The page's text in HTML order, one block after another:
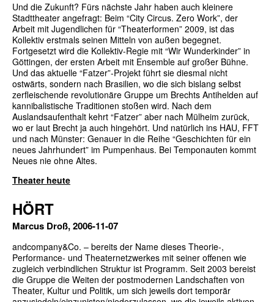
Und die Zukunft? Fürs nächste Jahr haben auch kleinere
Stadttheater angefragt: Beim “City Circus. Zero Work”, der
Arbeit mit Jugendlichen für “Theaterformen” 2009, ist das
Kollektiv erstmals seinen Mitteln von außen begegnet.
Fortgesetzt wird die Kollektiv-Regie mit “Wir Wunderkinder” in
Göttingen, der ersten Arbeit mit Ensemble auf großer Bühne.
Und das aktuelle “Fatzer”-Projekt führt sie diesmal nicht
ostwärts, sondern nach Brasilien, wo die sich bislang selbst
zerfleischende revolutionäre Gruppe um Brechts Antihelden auf
kannibalistische Traditionen stoßen wird. Nach dem
Auslandsaufenthalt kehrt “Fatzer” aber nach Mülheim zurück,
wo er laut Brecht ja auch hingehört. Und natürlich ins HAU, FFT
und nach Münster: Genauer in die Reihe “Geschichten für ein
neues Jahrhundert” im Pumpenhaus. Bei Temponauten kommt
Neues nie ohne Altes.
Theater heute
HÖRT
Marcus Droß, 2006-11-07
andcompany&Co. – bereits der Name dieses Theorie-,
Performance- und Theaternetzwerkes mit seiner offenen wie
zugleich verbindlichen Struktur ist Programm. Seit 2003 bereist
die Gruppe die Weiten der postmodernen Landschaften von
Theater, Kultur und Politik, um sich jeweils dort temporär